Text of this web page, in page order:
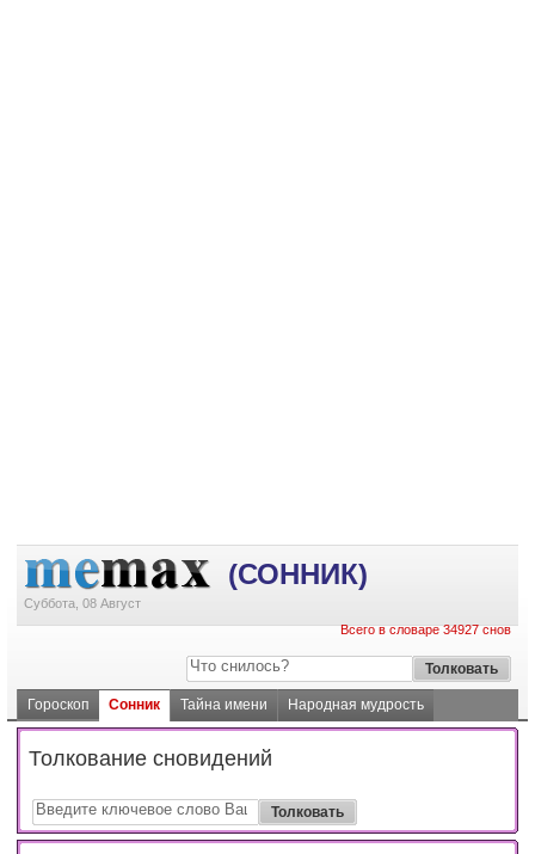
(СОННИК)
Суббота, 08 Август
Всего в словаре 34927 снов
Гороскоп Сонник Тайна имени Народная мудрость
Толкование сновидений